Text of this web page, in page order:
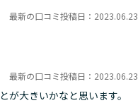
最新の口コミ投稿日：2023.06.23
最新の口コミ投稿日：2023.06.23
大きいかなと思います。